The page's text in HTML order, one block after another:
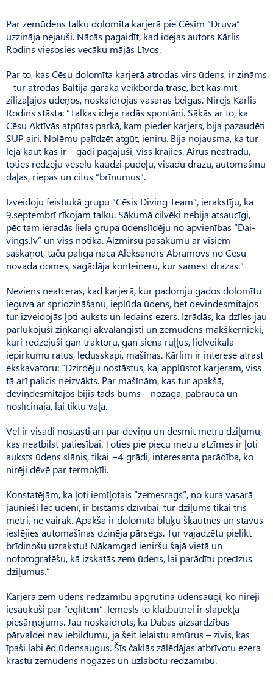
Par zemūdens talku dolomīta karjerā pie Cēsīm “Druva”
uzzināja nejauši. Nācās pagaidīt, kad idejas autors Kārlis
Rodins viesosies vecāku mājās Līvos.
Par to, kas Cēsu dolomīta karjerā atrodas virs ūdens, ir zināms
– tur atrodas Baltijā garākā veikborda trase, bet kas mīt
zilizaļajos ūdeņos, noskaidrojās vasaras beigās. Nirējs Kārlis
Rodins stāsta: “Talkas ideja radās spontāni. Sākās ar to, ka
Cēsu Aktīvās atpūtas parkā, kam pieder karjers, bija pazaudēti
SUP airi. Nolēmu palīdzēt atgūt, ieniru. Bija nojausma, ka tur
lejā kaut kas ir – gadi pagājuši, viss krājies. Airus neatradu,
toties redzēju veselu kaudzi pudeļu, visādu drazu, automašīnu
daļas, riepas un citus “brīnumus”.
Izveidoju feisbukā grupu “Cē­sis Diving Team”, ierakstīju, ka
9.septembrī rīkojam talku. Sā­kumā cilvēki nebija atsaucīgi,
pēc tam ieradās liela grupa ūdenslīdēju no apvienības “Dai­
vings.lv” un viss notika. Aizmirsu pasākumu ar visiem
saskaņot, taču palīgā nāca Alek­sandrs Abramovs no Cēsu
novada domes, sagādāja konteineru, kur samest drazas.”
Neviens neatceras, kad karjerā, kur padomju gados dolomītu
ieguva ar spridzināšanu, ieplūda ūdens, bet deviņdesmitajos
tur izveidojās ļoti auksts un ledains ezers. Izrādās, ka dzīles jau
pārlūkojuši ziņkārīgi akvalangisti un zemūdens makšķernieki,
kuri redzējuši gan traktoru, gan siena ruļļus, lielveikala
iepirkumu ratus, ledusskapi, mašīnas. Kārlim ir interese atrast
ekskavatoru: “Dzirdēju nostāstus, ka, applūstot karjeram, viss
tā arī palicis neizvākts. Par mašīnām, kas tur apakšā,
deviņdesmitajos bijis tāds bums – nozaga, pabrauca un
noslīcināja, lai tiktu vaļā.
Vēl ir visādi nostāsti arī par deviņu un desmit metru dziļumu,
kas neatbilst patiesībai. Toties pie piecu metru atzīmes ir ļoti
auksts ūdens slānis, tikai +4 grādi, interesanta parādība, ko
nirēji dēvē par termoķīli.
Konstatējām, ka ļoti iemīļotais “zemesrags”, no kura vasarā
jaunieši lec ūdenī, ir bīstams dzīvībai, tur dziļums tikai trīs
metri, ne vairāk. Apakšā ir dolomīta bluķu šķautnes un stāvus
ieslējies automašīnas dzinēja pārsegs. Tur vajadzētu pielikt
brīdinošu uzrakstu! Nākamgad ieniršu šajā vietā un
nofotografēšu, kā izskatās zem ūdens, lai parādītu precīzus
dziļumus.”
Karjerā zem ūdens redzamību apgrūtina ūdensaugi, ko nirēji
iesaukuši par “eglītēm”. Iemesls to klātbūtnei ir slāpekļa
piesārņojums. Jau noskaidrots, ka Dabas aizsardzības
pārvaldei nav iebildumu, ja šeit ielaistu amūrus – zivis, kas
īpaši labi ēd ūdensaugus. Šīs čaklās zālēdājas atbrīvotu ezera
krastu zemūdens nogāzes un uzlabotu redzamību.